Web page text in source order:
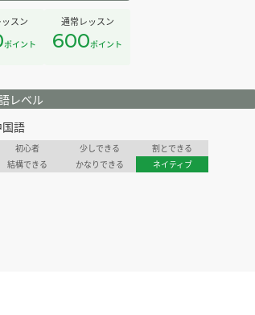
スン
ポイント
通常レッスン
600ポイント
レベル
国語
初心者 少しできる
割とできる
結構できる
かなりできる ネイティブ